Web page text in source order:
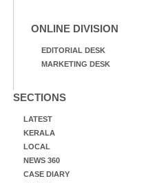
ONLINE DIVISION
EDITORIAL DESK
MARKETING DESK
SECTIONS
LATEST
KERALA
LOCAL
NEWS 360
CASE DIARY